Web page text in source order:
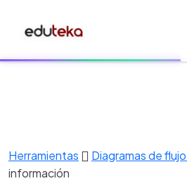
Herramientas Diagramas de
información